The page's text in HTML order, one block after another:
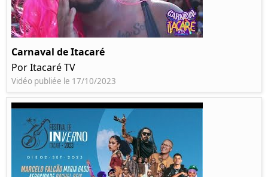
Carnaval de Itacaré
Por Itacaré TV
Vidéo publiée le 17/10/2023